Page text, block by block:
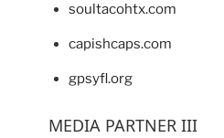
soultacohtx.com
capishcaps.com
gpsyfl.org
MEDIA PARTNER III